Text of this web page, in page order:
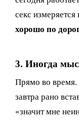
секс
хорошо по
3. Иногда
Прямо во время.
завтра рано
«значит мне